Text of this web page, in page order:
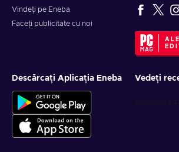
Vindeți pe Eneba
Faceți publicitate cu noi
Descărcați Aplicația Eneba Vedeți